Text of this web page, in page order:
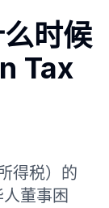
时候
Tax
得税）的
董事困